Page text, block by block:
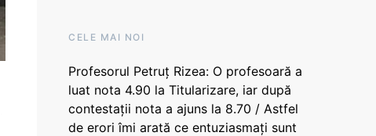
CELE MAI NOI
Profesorul Petruț Rizea: O profesoară a
luat nota 4.90 la Titularizare, iar după
contestații nota a ajuns la 8.70 / Astfel
de erori îmi arată ce entuziasmați sunt